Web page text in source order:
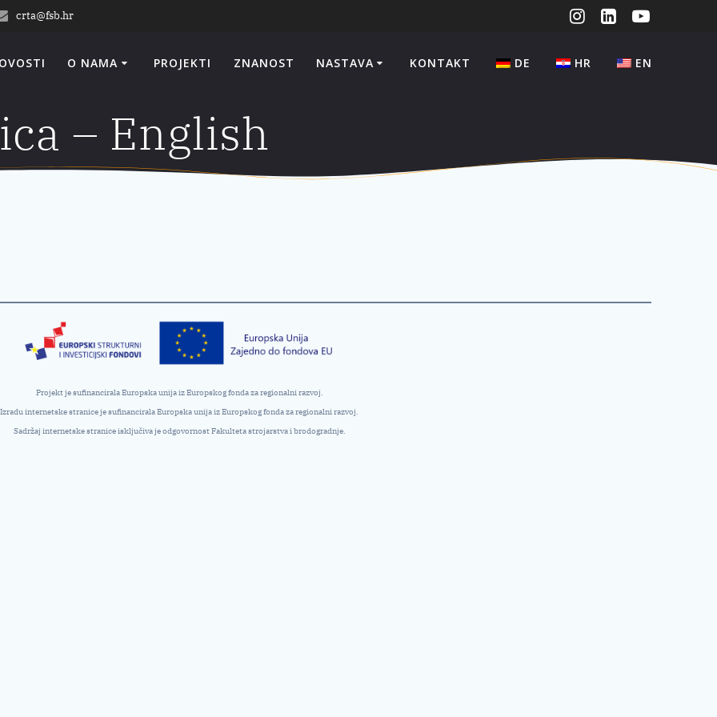
crta@fsb.hr
O NAMA PROJEKTI ZNANOST NASTAVA KONTAKT DE HR EN
– English
Projekt je sufinancirala Europska unija iz Europskog fonda za regionalni razvoj.
Izradu internetske stranice je sufinancirala Europska unija iz Europskog fonda za regionalni razvoj.
Sadržaj internetske stranice isključiva je odgovornost Fakulteta strojarstva i brodogradnje.